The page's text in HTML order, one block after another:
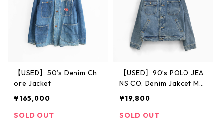
【USED】50’s Denim Ch
ore Jacket
¥165,000
SOLD OUT
【USED】90’s POLO JEA
NS CO. Denim Jakcet Ma
¥19,800
SOLD OUT